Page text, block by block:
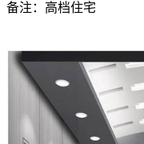
备注：高档住宅